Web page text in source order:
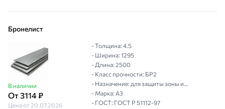
Бронелист
В наличии
От 3114 ₽
Цена от 20.07.2026
- Толщина: 4.5
- Ширина: 1295
- Длина: 2500
- Класс прочности: БР2
- Назначение: для защиты зоны и...
- Марка: А3
- ГОСТ: ГОСТ P 51112-97